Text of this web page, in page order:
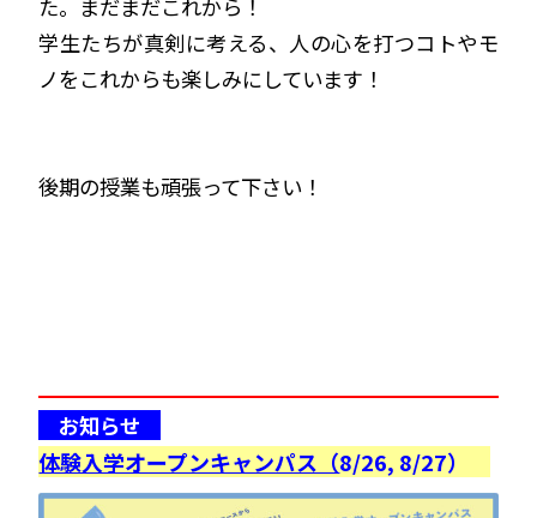
た。まだまだこれから！
学生たちが真剣に考える、人の心を打つコトやモ
ノをこれからも楽しみにしています！
後期の授業も頑張って下さい！
お知らせ
体験入学オープンキャンパス（8/26, 8/27）